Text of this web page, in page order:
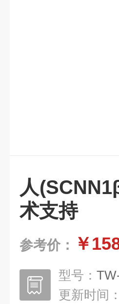
人
术支持
参考价： ￥
型号：
更新时间：